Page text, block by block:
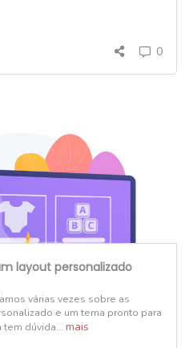
0
layout personalizado
várias vezes sobre as
e um tema pronto para
tem dúvida... mais